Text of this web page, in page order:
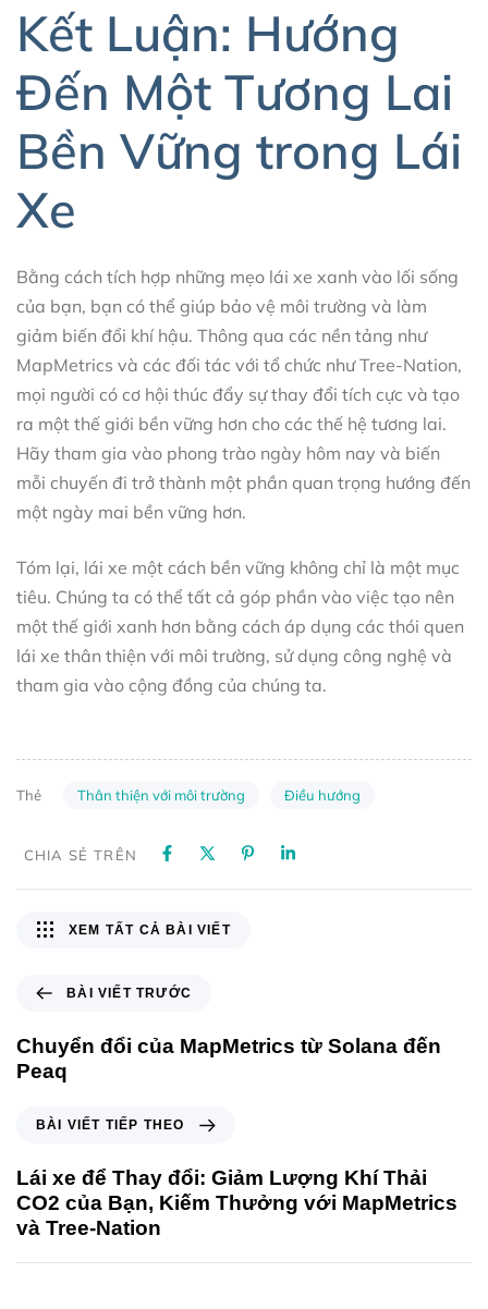
Kết Luận: Hướng
Đến Một Tương Lai
Bền Vững trong Lái
Xe
Bằng cách tích hợp những mẹo lái xe xanh vào lối sống
của bạn, bạn có thể giúp bảo vệ môi trường và làm
giảm biến đổi khí hậu. Thông qua các nền tảng như
MapMetrics và các đối tác với tổ chức như Tree-Nation,
mọi người có cơ hội thúc đẩy sự thay đổi tích cực và tạo
ra một thế giới bền vững hơn cho các thế hệ tương lai.
Hãy tham gia vào phong trào ngày hôm nay và biến
mỗi chuyến đi trở thành một phần quan trọng hướng đến
một ngày mai bền vững hơn.
Tóm lại, lái xe một cách bền vững không chỉ là một mục
tiêu. Chúng ta có thể tất cả góp phần vào việc tạo nên
một thế giới xanh hơn bằng cách áp dụng các thói quen
lái xe thân thiện với môi trường, sử dụng công nghệ và
tham gia vào cộng đồng của chúng ta.
Thẻ Thân thiện với môi trường Điều hướng
CHIA SẺ TRÊN
BÀI VIẾT TRƯỚC
Chuyển đổi của MapMetrics từ Solana đến
Peaq
XEM TẤT CẢ BÀI VIẾT
BÀI VIẾT TIẾP THEO
Lái xe để Thay đổi: Giảm Lượng Khí Thải
CO2 của Bạn, Kiếm Thưởng với MapMetrics
và Tree-Nation